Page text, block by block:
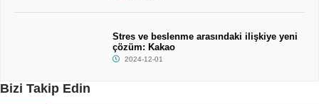
Stres ve beslenme arasındaki ilişkiye yeni
çözüm: Kakao
2024-12-01
Bizi Takip Edin